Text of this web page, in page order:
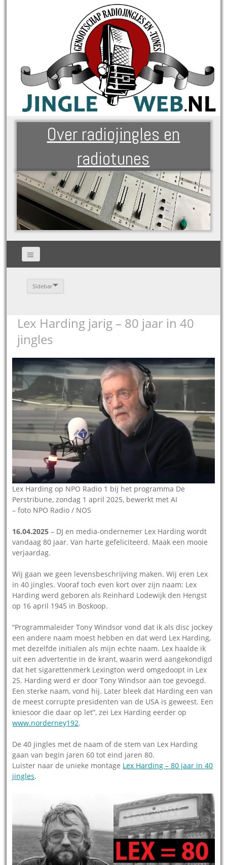
Over radiojingles en
radiotunes
Sidebar
Lex Harding jarig – 80 jaar in 40
jingles
Lex Harding op NPO Radio 1 bij het programma De
Perstribune, zondag 1 april 2025, bewerkt met AI
– foto NPO Radio / NOS
16.04.2025 – DJ en media-ondernemer Lex Harding wordt
vandaag 80 jaar. Van harte gefeliciteerd. Maak een mooie
verjaardag.
Wij gaan we geen levensbeschrijving maken. Wij eren Lex
in 40 jingles. Vooraf toch even kort over zijn naam: Lex
Harding werd geboren als Reinhard Lodewijk den Hengst
op 16 april 1945 in Boskoop.
“Programmaleider Tony Windsor vond dat ik als disc jockey
een andere naam moest hebben en dat werd Lex Harding,
met dezelfde initialen als mijn echte naam. Lex haalde ik
uit een advertentie in de krant, waarin werd aangekondigd
dat het sigarettenmerk Lexington werd omgedoopt in Lex
25. Harding werd er door Tony Windsor aan toe gevoegd.
Een sterke naam, vond hij. Later bleek dat Harding een van
de meest corrupte presidenten van de USA is geweest. Een
kniesoor die daar op let”, zei Lex Harding eerder op
www.norderney192.
De 40 jingles met de naam of de stem van Lex Harding
gaan van begin jaren 60 tot eind jaren 80.
Luister naar de unieke montage Lex Harding – 80 jaar in 40
jingles.